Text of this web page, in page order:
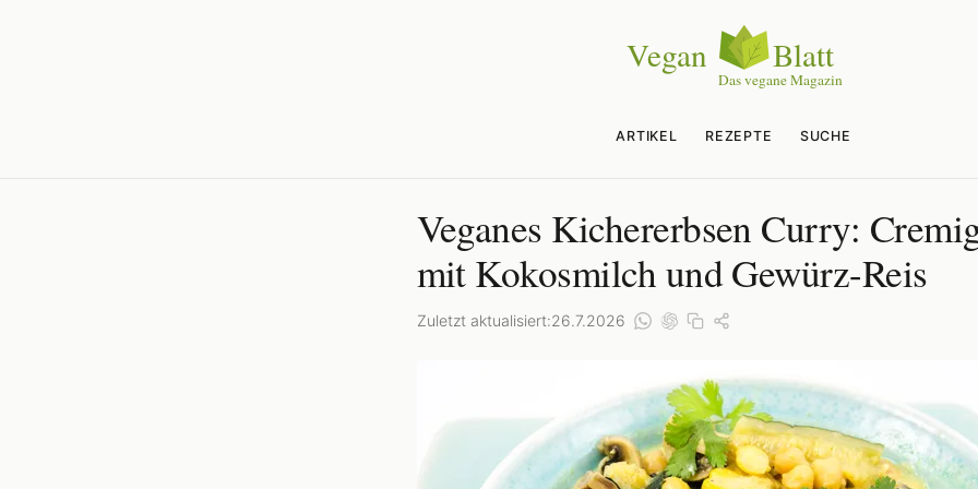
ARTIKEL REZEPTE SUCHE
Veganes Kichererbsen Curry:
mit Kokosmilch und Gewürz-Reis
Zuletzt aktualisiert:26.7.2026